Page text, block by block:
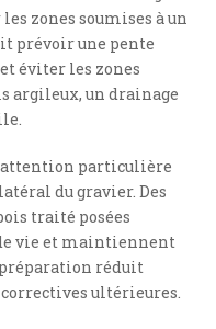
zones soumises à un
prévoir une pente
et éviter les zones
argileux, un drainage
attention particulière
du gravier. Des
traité posées
vie et maintiennent
réduit
ultérieures.